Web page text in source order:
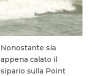
Nonostante sia
appena calato il
sipario sulla Point